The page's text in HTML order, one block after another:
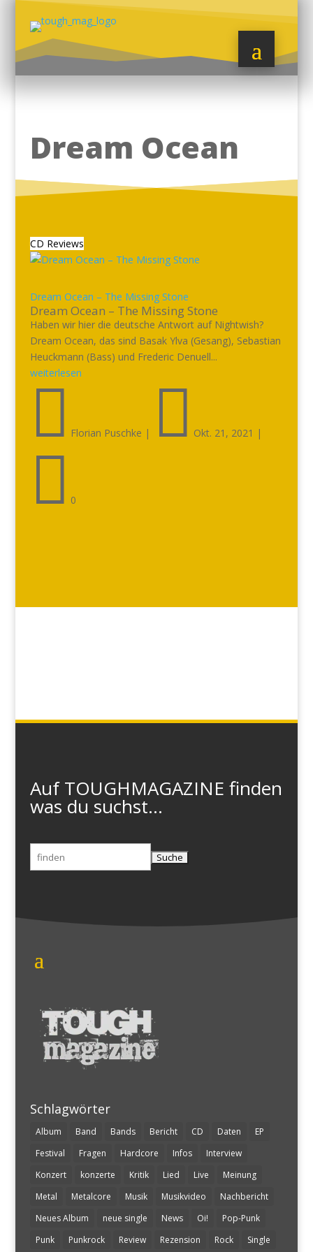
Dream Ocean
CD Reviews
Dream Ocean – The Missing Stone
Dream Ocean – The Missing Stone
Haben wir hier die deutsche Antwort auf Nightwish?
Dream Ocean, das sind Basak Ylva (Gesang), Sebastian
Heuckmann (Bass) und Frederic Denuell...
weiterlesen
 Florian Puschke |  Okt. 21, 2021 |
 0
Auf TOUGHMAGAZINE finden
was du suchst...
Suchen
nach:
Schlagwörter
Album Band Bands Bericht CD Daten
EP
Festival
Fragen Hardcore Infos
Interview
Konzert
konzerte Kritik Lied Live
Meinung
Metal
Metalcore Musik Musikvideo
Nachbericht
Neues Album
neue single News Oi!
Pop-Punk
Punk
Punkrock Review Rezension Rock Single